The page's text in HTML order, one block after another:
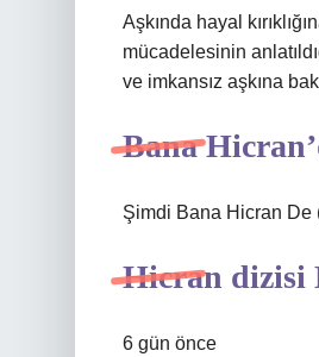
Aşkında hayal
mücadelesinin
ve imkansız aşkına
Bana
Şimdi Bana Hicran De
Hicran
6 gün önce